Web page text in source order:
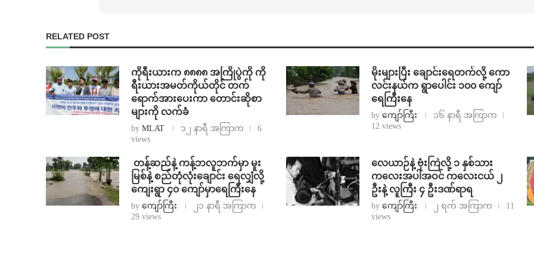
RELATED POST
ကိုရီးယားက ၈၈၈၈ အကြိုပွဲကို ကို
ရီးယားအမတ်ကိုယ်တိုင် တက်
ရောက်အားပေးကာ တောင်းဆိုစာ
များကို လက်ခံ
by MLAT ၁၂ နာရီ အကြာက
6
views
⁨မိုးများပြီး ချောင်းရေတက်လို့ ကော
လင်းနယ်က ရွာပေါင်း ၁၀၀ ကျော်
ရေကြီးနေ
by ကျော်ကြီး
၁၆ နာရီ အကြာက
12 views
⁩ ⁨တန့်ဆည်နဲ့ ကန့်ဘလူဘက်မှာ မူး
မြစ်နဲ့ စည်တုံလုံးချောင်း ရေလျှံလို့
ကျေးရွာ ၄၀ ကျော်မှာရေကြီးနေ
by ကျော်ကြီး
၂၁ နာရီ အကြာက
29 views
⁨လေယာဉ်နဲ့ ဗုံးကြဲလို့ ၁ နှစ်သား
ကလေးအပါအဝင် ကလေးငယ် ၂
ဦးနဲ့ လူကြီး ၄ ဦးဒဏ်ရာရ
by ကျော်ကြီး ၂ ရက် အကြာက
11
views